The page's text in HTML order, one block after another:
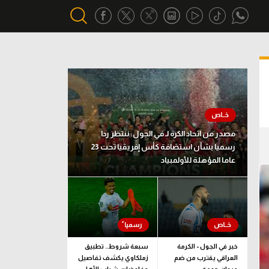
أقسام خاصة
Gamers
ميركاتو
تحقيق في الجول
تقرير في الجول
تحليل في الجول
حكايات في الجول
كويز في الجول
فيديو في الجول
مصدر من اتحاد الكرة لـ في الجول: ننتظر ردا
رسميا بشأن استضافة كأس إفريقيا تحت 23
عاما المؤهلة للأولمبياد
خبر في الجول - الكرمة
العراقي يقترب من ضم
سبعة شروط.. تطبيق
زملكاوي يكشف تفاصيل